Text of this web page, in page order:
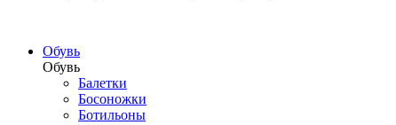
Обувь
Обувь
Балетки
Босоножки
Ботильоны